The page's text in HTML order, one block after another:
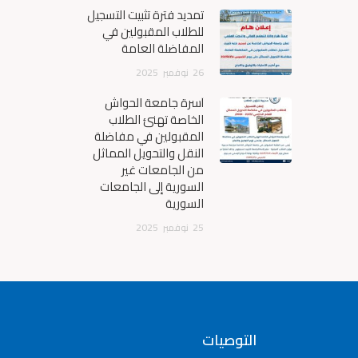
تمديد فترة تثبيت التسجيل
للطلاب المقبولين في
المفاضلة العامة
26 نوفمبر 2025
أسرة جامعة الحواش
الخاصة تهنئ الطلاب
المقبولين في مفاضلة
النقل والتحويل المماثل
من الجامعات غير
السورية إلى الجامعات
السورية
25 نوفمبر 2025
التوصيات